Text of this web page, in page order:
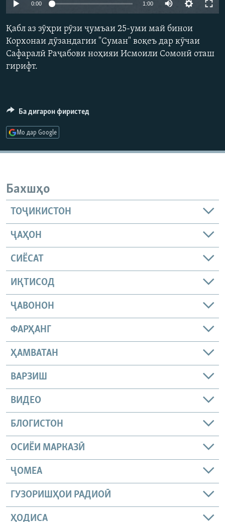
ГУЗОРИШҲОИ РАДИОӢ
ПАЙГИРӢ КУНЕД
Ҳамаи сомонаҳои RFE/RL
0:00 1:00
Қабл аз зӯҳри рӯзи ҷумъаи 25-уми май бинои
Корхонаи дӯзандагии "Суман" воқеъ дар кӯчаи
Сафаралӣ Раҷабови ноҳияи Исмоили Сомонӣ оташ
гирифт.
Ба дигарон фиристед
Мо дар Google
Бахшҳо
ТОҶИКИСТОН
ҶАҲОН
СИЁСАТ
ИҚТИСОД
ҶАВОНОН
ФАРҲАНГ
ҲАМВАТАН
ВАРЗИШ
ВИДЕО
БЛОГИСТОН
ОСИЁИ МАРКАЗӢ
ҶОМEА
ГУЗОРИШҲОИ РАДИОӢ
ҲОДИСА